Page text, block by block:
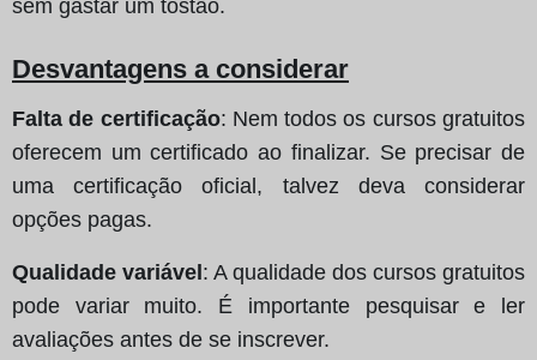
sem gastar um tostão.
Desvantagens a considerar
Falta de certificação: Nem todos os cursos gratuitos
oferecem um certificado ao finalizar. Se precisar de
uma certificação oficial, talvez deva considerar
opções pagas.
Qualidade variável: A qualidade dos cursos gratuitos
pode variar muito. É importante pesquisar e ler
avaliações antes de se inscrever.